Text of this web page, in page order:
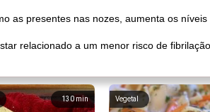
as presentes nas nozes, aumenta os níveis
relacionado a um menor risco de
130 min Vegetal